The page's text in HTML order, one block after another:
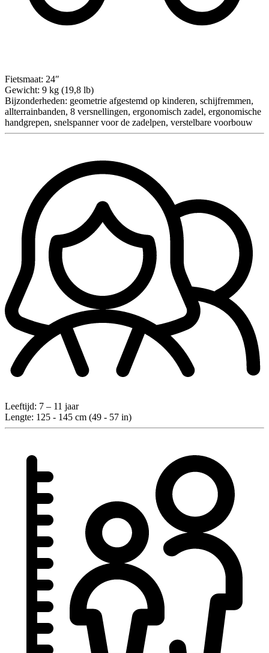
Fietsmaat: 24″
Gewicht: 9 kg (19,8 lb)
Bijzonderheden: geometrie afgestemd op kinderen, schijfremmen,
allterrainbanden, 8 versnellingen, ergonomisch zadel, ergonomische
handgrepen, snelspanner voor de zadelpen, verstelbare voorbouw
Leeftijd: 7 – 11 jaar
Lengte: 125 - 145 cm (49 - 57 in)